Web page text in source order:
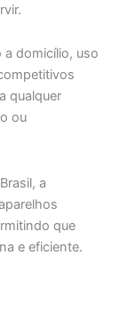
domicílio, uso
qualquer
ou
a
que
e eficiente.